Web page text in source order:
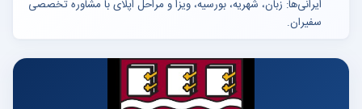
ایرانی‌ها: زبان، شهریه، بورسیه، ویزا و مراحل اپلای با مشاوره تخصصی
سفیران.